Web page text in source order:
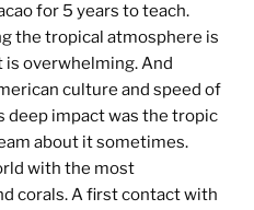
for 5 years to teach.
the tropical atmosphere is
overwhelming. And
culture and speed of
deep impact was the tropic
about it sometimes.
with the most
corals. A first contact with